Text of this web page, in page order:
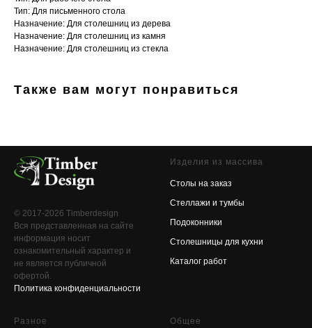
Тип: Для письменного стола
Назначение: Для столешниц из дерева
Назначение: Для столешниц из камня
Назначение: Для столешниц из стекла
Также вам могут понравиться
© 2017-2026 Timberdesign
Вся представленная на сайте
информация носит
ознакомительный характер и
не является публичной
офертой.
Политика конфиденциальности
Изделия из массива
Столы на заказ
Стеллажи и тумбы
Подоконники
Столешницы для кухни
Каталог работ
Разное Общее